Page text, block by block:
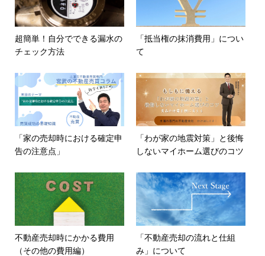
超簡単！自分でできる漏水の
チェック方法
「抵当権の抹消費用」につい
て
「家の売却時における確定申
告の注意点」
「わが家の地震対策」と後悔
しないマイホーム選びのコツ
不動産売却時にかかる費用
（その他の費用編）
「不動産売却の流れと仕組
み」について